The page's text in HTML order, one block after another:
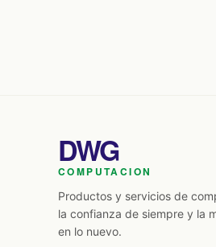
DWG
COMPUTACION
Productos y servicios de
la confianza de siempre y la
en lo nuevo.